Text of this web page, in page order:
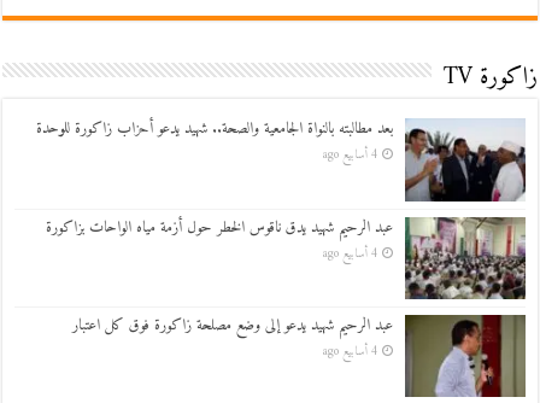
زاكورة TV
بعد مطالبته بالنواة الجامعية والصحة.. شهيد يدعو أحزاب زاكورة للوحدة
4 أسابيع ago
عبد الرحيم شهيد يدق ناقوس الخطر حول أزمة مياه الواحات بزاكورة
4 أسابيع ago
عبد الرحيم شهيد يدعو إلى وضع مصلحة زاكورة فوق كل اعتبار
4 أسابيع ago